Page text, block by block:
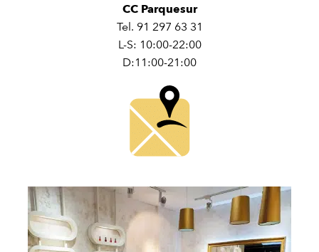
CC Parquesur
Tel. 91 297 63 31
L-S: 10:00-22:00
D:11:00-21:00